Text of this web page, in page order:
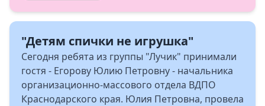
"Детям спички не игрушка"
Сегодня ребята из группы "Лучик" принимали
гостя - Егорову Юлию Петровну - начальника
организационно-массового отдела ВДПО
Краснодарского края. Юлия Петровна, провела